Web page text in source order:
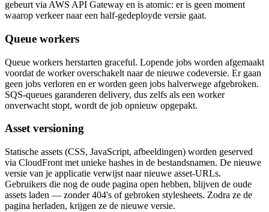
gebeurt via AWS API Gateway en is atomic: er is geen moment
waarop verkeer naar een half-gedeployde versie gaat.
Queue workers
Queue workers herstarten graceful. Lopende jobs worden afgemaakt
voordat de worker overschakelt naar de nieuwe codeversie. Er gaan
geen jobs verloren en er worden geen jobs halverwege afgebroken.
SQS-queues garanderen delivery, dus zelfs als een worker
onverwacht stopt, wordt de job opnieuw opgepakt.
Asset versioning
Statische assets (CSS, JavaScript, afbeeldingen) worden geserved
via CloudFront met unieke hashes in de bestandsnamen. De nieuwe
versie van je applicatie verwijst naar nieuwe asset-URLs.
Gebruikers die nog de oude pagina open hebben, blijven de oude
assets laden — zonder 404's of gebroken stylesheets. Zodra ze de
pagina herladen, krijgen ze de nieuwe versie.